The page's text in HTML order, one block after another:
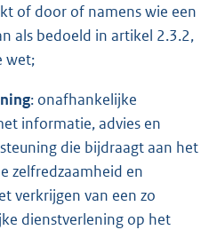
of door of namens wie een
als bedoeld in artikel 2.3.2,
wet;
: onafhankelijke
informatie, advies en
die bijdraagt aan het
zelfredzaamheid en
verkrijgen van een zo
dienstverlening op het